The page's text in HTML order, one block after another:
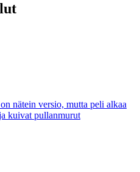
nätein versio, mutta peli alkaa
kuivat pullanmurut